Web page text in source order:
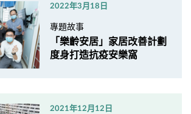
2022年3月18日
專題故事
「樂齡安居」家居改善計劃
度身打造抗疫安樂窩
2021年12月12日